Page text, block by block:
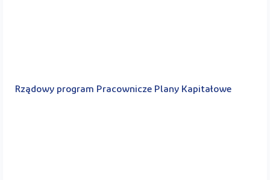
Rządowy program Pracownicze Plany Kapitałowe